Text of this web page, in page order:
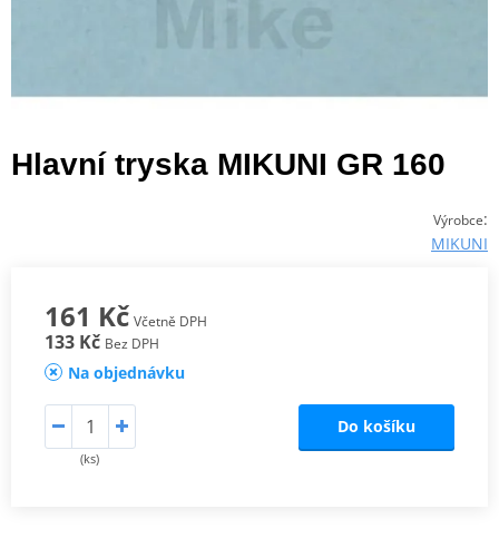
Hlavní tryska MIKUNI GR 160
Výrobce:
MIKUNI
161 Kč Včetně DPH
133 Kč Bez DPH
Na objednávku
(ks)
Do košíku